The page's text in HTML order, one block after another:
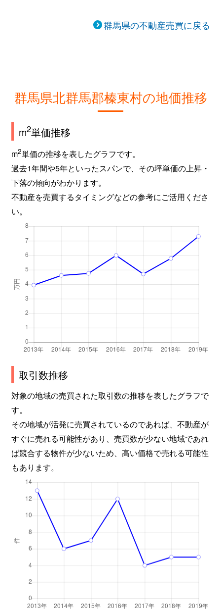
群馬県の不動産売買に戻る
群馬県北群馬郡榛東村の地価推移
m2単価推移
m2単価の推移を表したグラフです。
過去1年間や5年といったスパンで、その坪単価の上昇・
下落の傾向がわかります。
不動産を売買するタイミングなどの参考にご活用くださ
い。
取引数推移
対象の地域の売買された取引数の推移を表したグラフで
す。
その地域が活発に売買されているのであれば、不動産が
すぐに売れる可能性があり、売買数が少ない地域であれ
ば競合する物件が少ないため、高い価格で売れる可能性
もあります。